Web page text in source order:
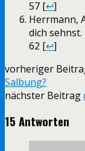
57 [↩]
Herrmann,
dich sehnst.
62 [↩]
vorheriger
Salbung?
nächster Beitrag
15 Antworten